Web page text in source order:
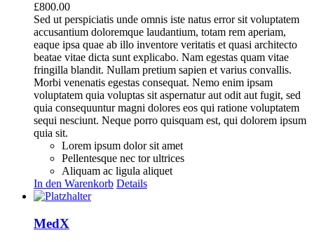
£800.00
Sed ut perspiciatis unde omnis iste natus error sit voluptatem
accusantium doloremque laudantium, totam rem aperiam,
eaque ipsa quae ab illo inventore veritatis et quasi architecto
beatae vitae dicta sunt explicabo. Nam egestas quam vitae
fringilla blandit. Nullam pretium sapien et varius convallis.
Morbi venenatis egestas consequat. Nemo enim ipsam
voluptatem quia voluptas sit aspernatur aut odit aut fugit, sed
quia consequuntur magni dolores eos qui ratione voluptatem
sequi nesciunt. Neque porro quisquam est, qui dolorem ipsum
quia sit.
Lorem ipsum dolor sit amet
Pellentesque nec tor ultrices
Aliquam ac ligula aliquet
In den Warenkorb Details
MedX